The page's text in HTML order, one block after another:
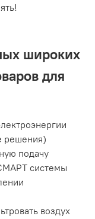
широких
для
решения)
подачу
системы
воздух